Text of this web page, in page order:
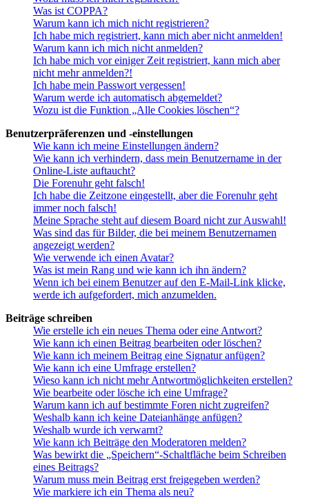
Was ist COPPA?
Warum kann ich mich nicht registrieren?
Ich habe mich registriert, kann mich aber nicht anmelden!
Warum kann ich mich nicht anmelden?
Ich habe mich vor einiger Zeit registriert, kann mich aber
nicht mehr anmelden?!
Ich habe mein Passwort vergessen!
Warum werde ich automatisch abgemeldet?
Wozu ist die Funktion „Alle Cookies löschen“?
Benutzerpräferenzen und -einstellungen
Wie kann ich meine Einstellungen ändern?
Wie kann ich verhindern, dass mein Benutzername in der
Online-Liste auftaucht?
Die Forenuhr geht falsch!
Ich habe die Zeitzone eingestellt, aber die Forenuhr geht
immer noch falsch!
Meine Sprache steht auf diesem Board nicht zur Auswahl!
Was sind das für Bilder, die bei meinem Benutzernamen
angezeigt werden?
Wie verwende ich einen Avatar?
Was ist mein Rang und wie kann ich ihn ändern?
Wenn ich bei einem Benutzer auf den E-Mail-Link klicke,
werde ich aufgefordert, mich anzumelden.
Beiträge schreiben
Wie erstelle ich ein neues Thema oder eine Antwort?
Wie kann ich einen Beitrag bearbeiten oder löschen?
Wie kann ich meinem Beitrag eine Signatur anfügen?
Wie kann ich eine Umfrage erstellen?
Wieso kann ich nicht mehr Antwortmöglichkeiten erstellen?
Wie bearbeite oder lösche ich eine Umfrage?
Warum kann ich auf bestimmte Foren nicht zugreifen?
Weshalb kann ich keine Dateianhänge anfügen?
Weshalb wurde ich verwarnt?
Wie kann ich Beiträge den Moderatoren melden?
Was bewirkt die „Speichern“-Schaltfläche beim Schreiben
eines Beitrags?
Warum muss mein Beitrag erst freigegeben werden?
Wie markiere ich ein Thema als neu?